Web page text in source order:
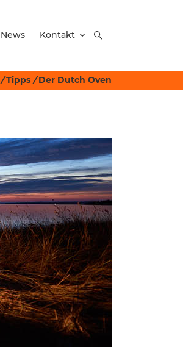
News Kontakt
/ Tipps / Der Dutch Oven